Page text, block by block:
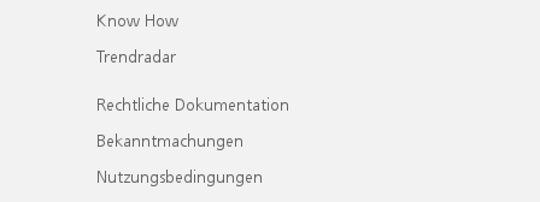
Know How
Trendradar
Rechtliche Dokumentation
Bekanntmachungen
Nutzungsbedingungen